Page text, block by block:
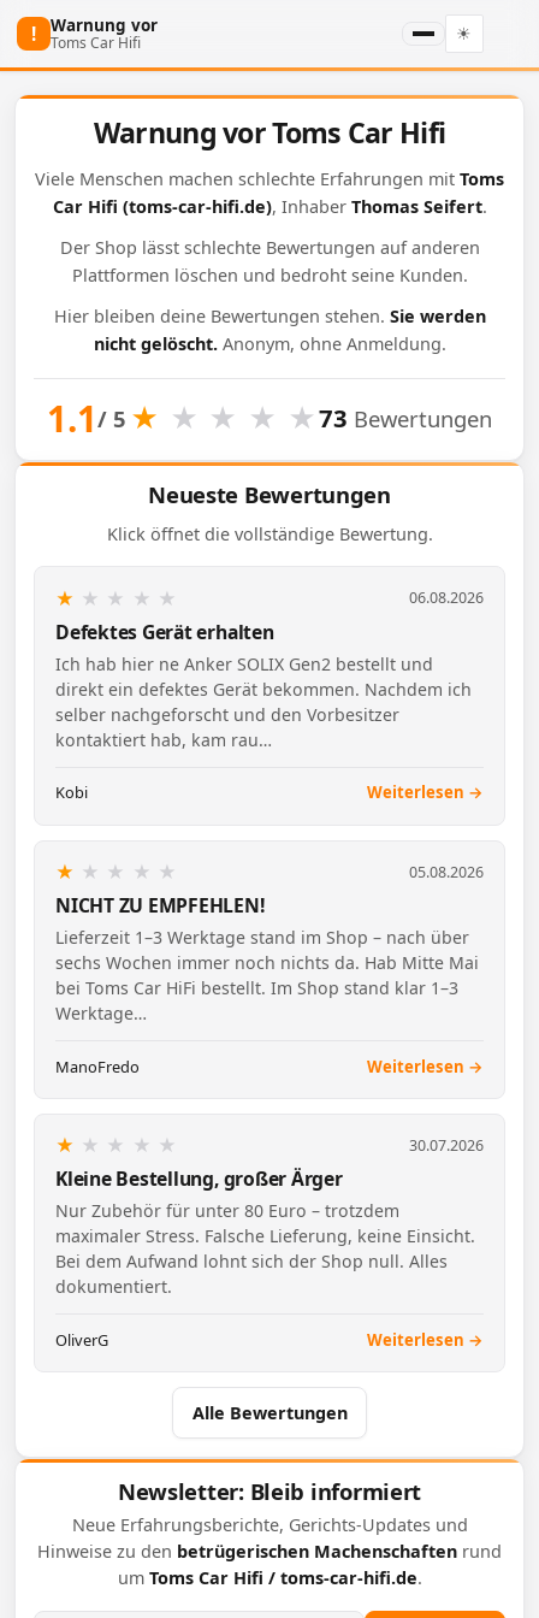
! Warnung vor
Toms Car Hifi ☀
Warnung vor Toms Car Hifi
Viele Menschen machen schlechte Erfahrungen mit Toms
Car Hifi (toms-car-hifi.de), Inhaber Thomas Seifert.
Der Shop lässt schlechte Bewertungen auf anderen
Plattformen löschen und bedroht seine Kunden.
Hier bleiben deine Bewertungen stehen. Sie werden
nicht gelöscht.Anonym, ohne Anmeldung.
1.1/ 5 ★ ★ ★ ★ ★73 Bewertungen
Neueste Bewertungen
Klick öffnet die vollständige Bewertung.
★ ★ ★ ★ ★ 06.08.2026
Defektes Gerät erhalten
Ich hab hier ne Anker SOLIX Gen2 bestellt und
direkt ein defektes Gerät bekommen. Nachdem ich
selber nachgeforscht und den Vorbesitzer
kontaktiert hab, kam rau…
Kobi Weiterlesen →
★ ★ ★ ★ ★ 05.08.2026
NICHT ZU EMPFEHLEN!
Lieferzeit 1–3 Werktage stand im Shop – nach über
sechs Wochen immer noch nichts da. Hab Mitte Mai
bei Toms Car HiFi bestellt. Im Shop stand klar 1–3
Werktage…
ManoFredo Weiterlesen →
★ ★ ★ ★ ★ 30.07.2026
Kleine Bestellung, großer Ärger
Nur Zubehör für unter 80 Euro – trotzdem
maximaler Stress. Falsche Lieferung, keine Einsicht.
Bei dem Aufwand lohnt sich der Shop null. Alles
dokumentiert.
OliverG Weiterlesen →
Alle Bewertungen
Newsletter: Bleib informiert
Neue Erfahrungsberichte, Gerichts-Updates und
Hinweise zu den betrügerischen Machenschaften rund
um Toms Car Hifi / toms-car-hifi.de.